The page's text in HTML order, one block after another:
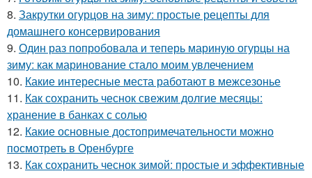
8. Закрутки огурцов на зиму: простые рецепты для
домашнего консервирования
9. Один раз попробовала и теперь мариную огурцы на
зиму: как маринование стало моим увлечением
10. Какие интересные места работают в межсезонье
11. Как сохранить чеснок свежим долгие месяцы:
хранение в банках с солью
12. Какие основные достопримечательности можно
посмотреть в Оренбурге
13. Как сохранить чеснок зимой: простые и эффективные